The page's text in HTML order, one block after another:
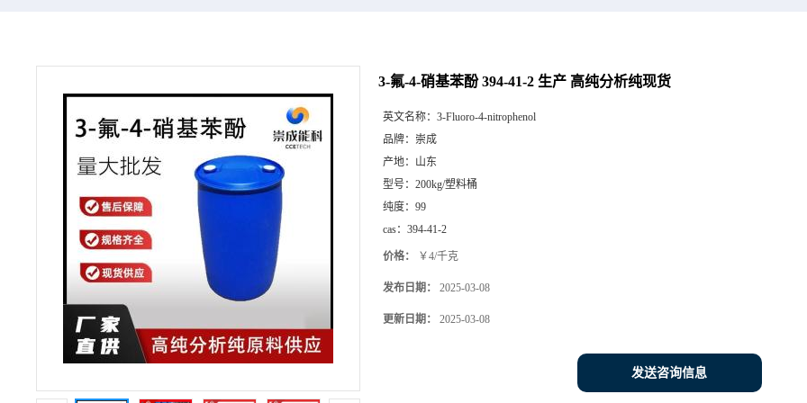
3-氟-4-硝基苯酚 394-41-2 生产 高纯分析纯现货
英文名称： 3-Fluoro-4-nitrophenol
品牌： 崇成
产地： 山东
型号： 200kg/塑料桶
纯度： 99
cas： 394-41-2
价格： ￥4/千克
发布日期： 2025-03-08
更新日期： 2025-03-08
发送咨询信息